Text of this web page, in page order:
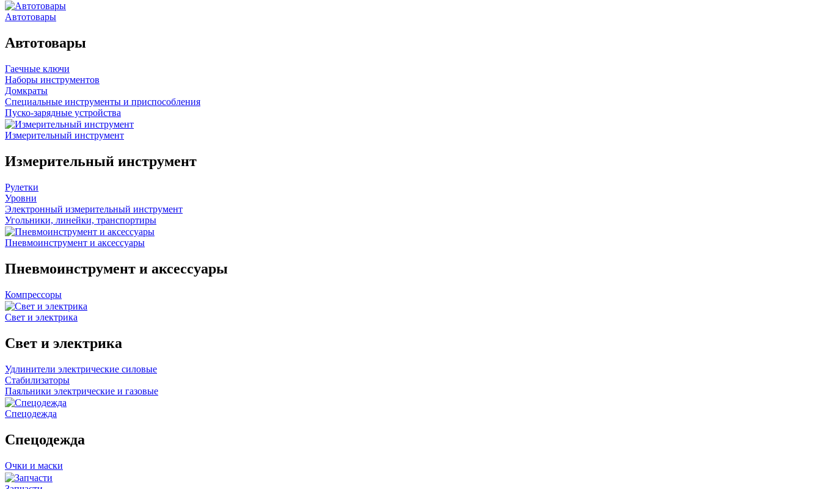
Автотовары
Автотовары
Гаечные ключи
Наборы инструментов
Домкраты
Специальные инструменты и приспособления
Пуско-зарядные устройства
Измерительный инструмент
Измерительный инструмент
Рулетки
Уровни
Электронный измерительный инструмент
Угольники, линейки, транспортиры
Пневмоинструмент и аксессуары
Пневмоинструмент и аксессуары
Компрессоры
Свет и электрика
Свет и электрика
Удлинители электрические силовые
Стабилизаторы
Паяльники электрические и газовые
Спецодежда
Спецодежда
Очки и маски